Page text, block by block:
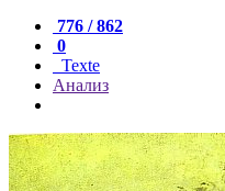
776 / 862
0
Texte
Анализ